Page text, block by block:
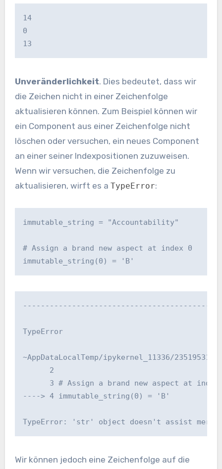
14
0
13
Unveränderlichkeit. Dies bedeutet, dass wir
die Zeichen nicht in einer Zeichenfolge
aktualisieren können. Zum Beispiel können wir
ein Component aus einer Zeichenfolge nicht
löschen oder versuchen, ein neues Component
an einer seiner Indexpositionen zuzuweisen.
Wenn wir versuchen, die Zeichenfolge zu
aktualisieren, wirft es a TypeError:
immutable_string = "Accountability"
# Assign a brand new aspect at index 0
immutable_string(0) = 'B'
TypeError
~AppDataLocalTemp/ipykernel_11336/
      2
3 # Assign a brand new aspect at index
----> 4 immutable_string(0) = 'B'
TypeError: 'str' object doesn't assist
Wir können jedoch eine Zeichenfolge auf die